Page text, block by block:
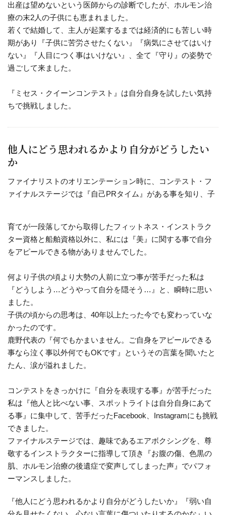
出産は望めないという医師からの診断でしたが、ホルモン治
療の末2人の子供にも恵まれました。
若くで結婚して、主人が起業するまでは経済的にも苦しい時
期があり『子供に苦労させたくない』『病気にさせてはいけ
ない』『人目につく事はいけない』、全て『守り』の姿勢で
過ごして来ました。
『ミセス・クイーンコンテスト』は自分自身を試したい気持
ちで挑戦しました。
他人にどう思われるかより自分がどうしたい
か
ファイナリストのオリエンテーション時に、コンテスト・フ
ァイナルステージでは『自己PRタイム』がある事を知り、子
育てが一段落してから取得したフィットネス・インストラク
ター資格と船舶資格以外に、私には『美』に関する事で自分
をアピールできる物がありませんでした。
何より子供の頃より大勢の人前に立つ事が苦手だった私は
『どうしよう…どうやって自分を隠そう…』と、瞬時に思い
ました。
子供の頃からの思考は、40年以上たった今でも変わっていな
かったのです。
鹿野代表の『何でもかまいません。ご自身をアピールできる
事なら泣く事以外何でもOKです』というその言葉を聞いたと
たん、涙が溢れました。
コンテストをきっかけに『自分を表現する事』が苦手だった
私は『他人と比べない事、スポットライトは自分自身にあて
る事』に集中して、苦手だったFacebook、Instagramにも挑戦
できました。
ファイナルステージでは、趣味であるエアボクシングを、尊
敬するインストラクターに指導して頂き『お腹の傷、色黒の
肌、ホルモン治療の後遺症で変声してしまった声』でパフォ
ーマンスしました。
『他人にどう思われるかより自分がどうしたいか』『弱い自